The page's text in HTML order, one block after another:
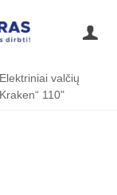
Elektriniai valčių
110"